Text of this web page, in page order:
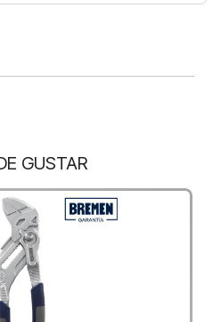
GUSTAR